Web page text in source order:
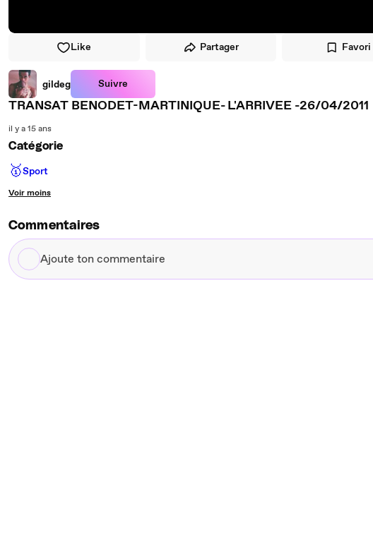
Like Partager Favori
gildeg Suivre
TRANSAT BENODET-MARTINIQUE- L'ARRIVEE -26/04/2011
il y a 15 ans
Catégorie
🥇Sport
Voir moins
Commentaires
Ajoute
ton